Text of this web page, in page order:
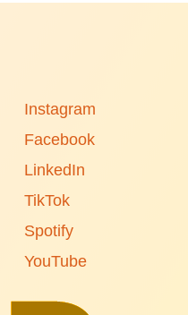
Instagram
Facebook
LinkedIn
TikTok
Spotify
YouTube